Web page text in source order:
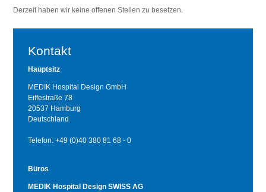
Derzeit haben wir keine offenen Stellen zu besetzen.
Kontakt
Hauptsitz
MEDIK Hospital Design GmbH
Eiffestraße 78
20537 Hamburg
Deutschland
Telefon: +49 (0)40 380 81 68 - 0
Büros
MEDIK Hospital Design SWISS AG